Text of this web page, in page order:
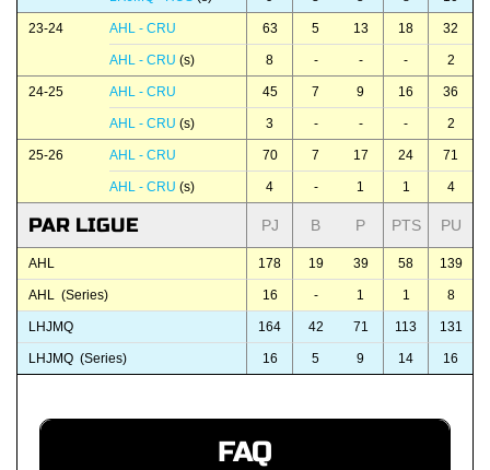
23-24 AHL - CRU 63 5 13 18 32
AHL - CRU (s) 8 - - - 2
24-25 AHL - CRU 45 7 9 16 36
AHL - CRU (s) 3 - - - 2
25-26 AHL - CRU 70 7 17 24 71
AHL - CRU (s) 4 - 1 1 4
PAR LIGUE PJ B P PTS PU
AHL 178 19 39 58 139
AHL (Series) 16 - 1 1 8
LHJMQ 164 42 71 113 131
LHJMQ (Series) 16 5 9 14 16
FAQ